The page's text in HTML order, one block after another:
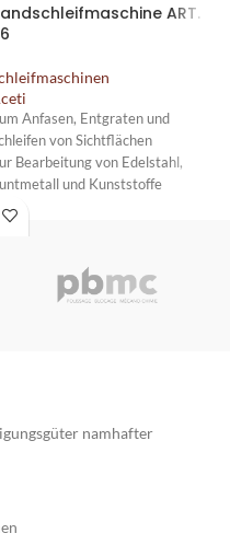
ART.
Anfasen, Entgraten und
von Sichtflächen
Bearbeitung von Edelstahl,
und Kunststoffe
die Bearbeitung kleiner und
Bauteile
Füßen
namhafter